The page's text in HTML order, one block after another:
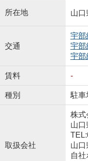
所在地 山口
交通
宇部
宇部
宇部
賃料 -
種別 駐車
取扱会社
株
山口
山口
自